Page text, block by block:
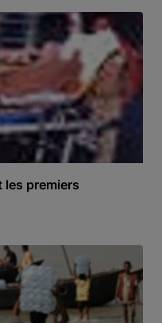
les premiers